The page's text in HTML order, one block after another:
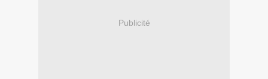
Publicité